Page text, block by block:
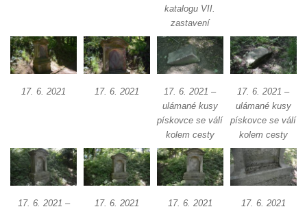
katalogu VII.
zastavení
17. 6. 2021 17. 6. 2021
17. 6. 2021 –
ulámané kusy
pískovce se válí
kolem cesty
17. 6. 2021 –
ulámané kusy
pískovce se válí
kolem cesty
17. 6. 2021 –
17. 6. 2021 17. 6. 2021 17. 6. 2021